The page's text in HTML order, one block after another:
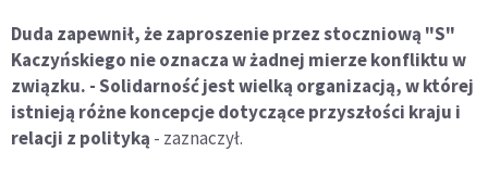
Duda zapewnił, że zaproszenie przez stoczniową "S"
Kaczyńskiego nie oznacza w żadnej mierze konfliktu w
związku. - Solidarność jest wielką organizacją, w której
istnieją różne koncepcje dotyczące przyszłości kraju i
relacji z polityką - zaznaczył.